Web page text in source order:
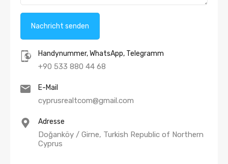
Handynummer, WhatsApp, Telegramm
+90 533 880 44 68
E-Mail
cyprusrealtcom@gmail.com
Adresse
Doğanköy / Girne, Turkish Republic of Northern
Cyprus